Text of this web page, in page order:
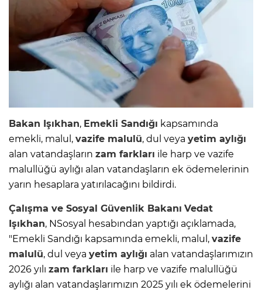
Bakan Işıkhan, Emekli Sandığı kapsamında
emekli, malul, vazife malulü, dul veya yetim aylığı
alan vatandaşların zam farkları ile harp ve vazife
malullüğü aylığı alan vatandaşların ek ödemelerinin
yarın hesaplara yatırılacağını bildirdi.
Çalışma ve Sosyal Güvenlik Bakanı Vedat
Işıkhan, NSosyal hesabından yaptığı açıklamada,
"Emekli Sandığı kapsamında emekli, malul, vazife
malulü, dul veya yetim aylığı alan vatandaşlarımızın
2026 yılı zam farkları ile harp ve vazife malullüğü
aylığı alan vatandaşlarımızın 2025 yılı ek ödemelerini